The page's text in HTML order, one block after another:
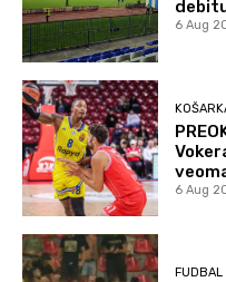
6 Aug
6 Aug
FUDBAL